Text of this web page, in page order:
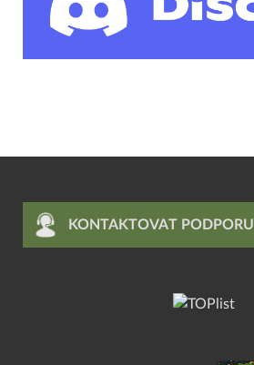
KONTAKTOVAT PODPORU